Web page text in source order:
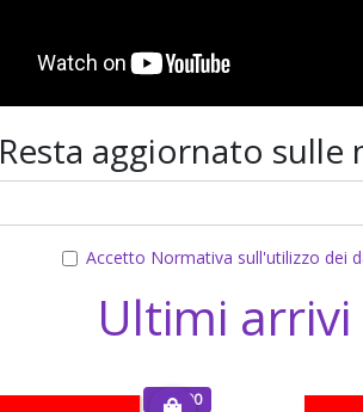
Resta aggiornato sulle
Accetto Normativa sull'utilizzo dei
Ultimi arrivi
€ 30.00